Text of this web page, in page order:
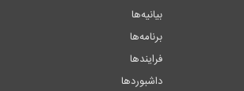
بیانیه‌ها
برنامه‌ها
فرایندها
داشبوردها